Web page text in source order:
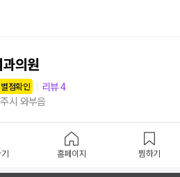
의원
점확인
리뷰4
시 와부읍
홈페이지 찜하기